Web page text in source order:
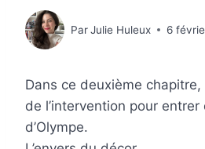
ParJulie Huleux 6
Dans ce deuxième chapitre,
de l’intervention pour entrer
d’Olympe.